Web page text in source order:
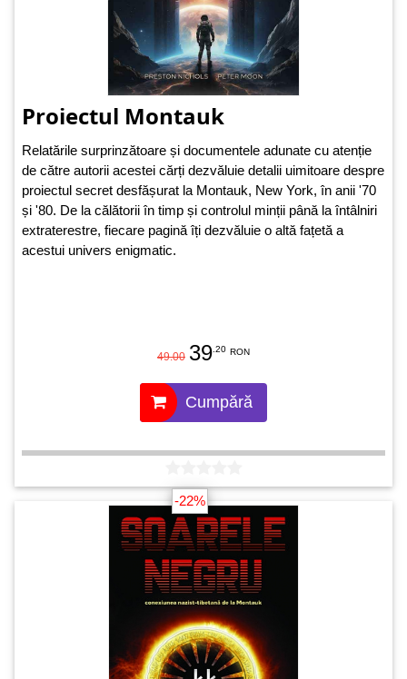
Proiectul Montauk
Relatările surprinzătoare și documentele adunate cu atenție
de către autorii acestei cărți dezvăluie detalii uimitoare despre
proiectul secret desfășurat la Montauk, New York, în anii '70
și '80. De la călătorii în timp și controlul minții până la întâlniri
extraterestre, fiecare pagină îți dezvăluie o altă fațetă a
acestui univers enigmatic.
49.00 39 .20 RON
Cumpără
-22%